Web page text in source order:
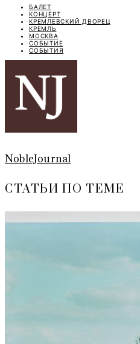
БАЛЕТ
КОНЦЕРТ
КРЕМЛЕВСКИЙ ДВОРЕЦ
КРЕМЛЬ
МОСКВА
СОБЫТИЕ
СОБЫТИЯ
NobleJournal
СТАТЬИ ПО ТЕМЕ